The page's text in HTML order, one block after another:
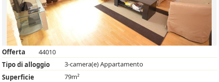
Offerta
44010
Tipo di alloggio
3-camera(e) Appartamento
Superficie
79m²